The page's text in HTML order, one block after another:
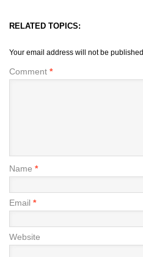
RELATED TOPICS:
Your email address will not be
Comment *
Name *
Email *
Website